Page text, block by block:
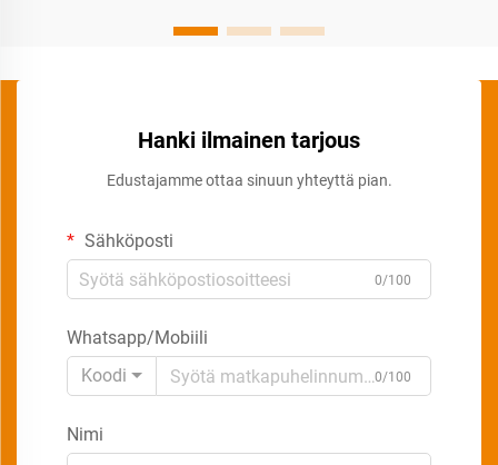
Hanki ilmainen tarjous
Edustajamme ottaa sinuun yhteyttä pian.
Sähköposti
0/100
Whatsapp/Mobiili
Koodi
0/100
Nimi